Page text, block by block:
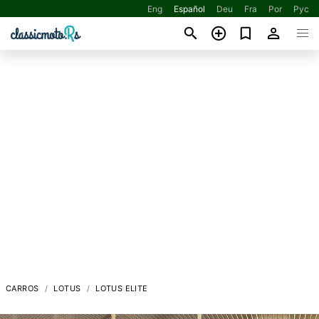
Eng Español Deu Fra Por Рус
CARROS LOTUS LOTUS ELITE